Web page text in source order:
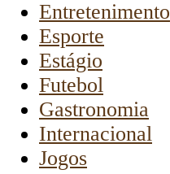
Entretenimento
Esporte
Estágio
Futebol
Gastronomia
Internacional
Jogos